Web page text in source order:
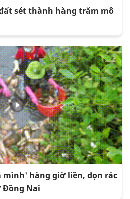
sét thành hàng trăm mô
hàng giờ liền, dọn rác
Đồng Nai